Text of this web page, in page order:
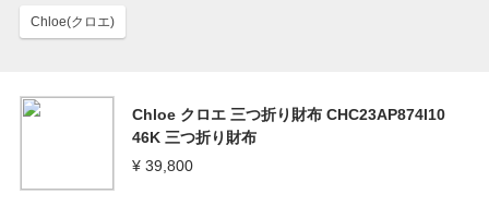
Chloe(クロエ)
Chloe クロエ 三つ折り財布 CHC23AP874I10
46K 三つ折り財布
¥ 39,800